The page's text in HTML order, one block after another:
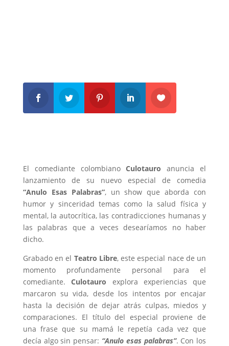
El comediante colombianoCulotauro anuncia el
lanzamiento de su nuevo especial de comedia
“Anulo Esas Palabras”, un show que aborda con
humor y sinceridad temas como la salud física y
mental, la autocrítica, las contradicciones humanas y
las palabras que a veces desearíamos no haber
dicho.
Grabado en el Teatro Libre, este especial nace de un
momento profundamente personal para el
comediante.Culotauro explora experiencias que
marcaron su vida, desde los intentos por encajar
hasta la decisión de dejar atrás culpas, miedos y
comparaciones. El título del especial proviene de
una frase que su mamá le repetía cada vez que
decía algo sin pensar: “Anulo esas palabras”. Con los